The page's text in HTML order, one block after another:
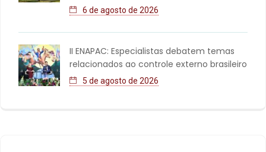
6 de agosto de 2026
II ENAPAC: Especialistas debatem temas
relacionados ao controle externo brasileiro
5 de agosto de 2026